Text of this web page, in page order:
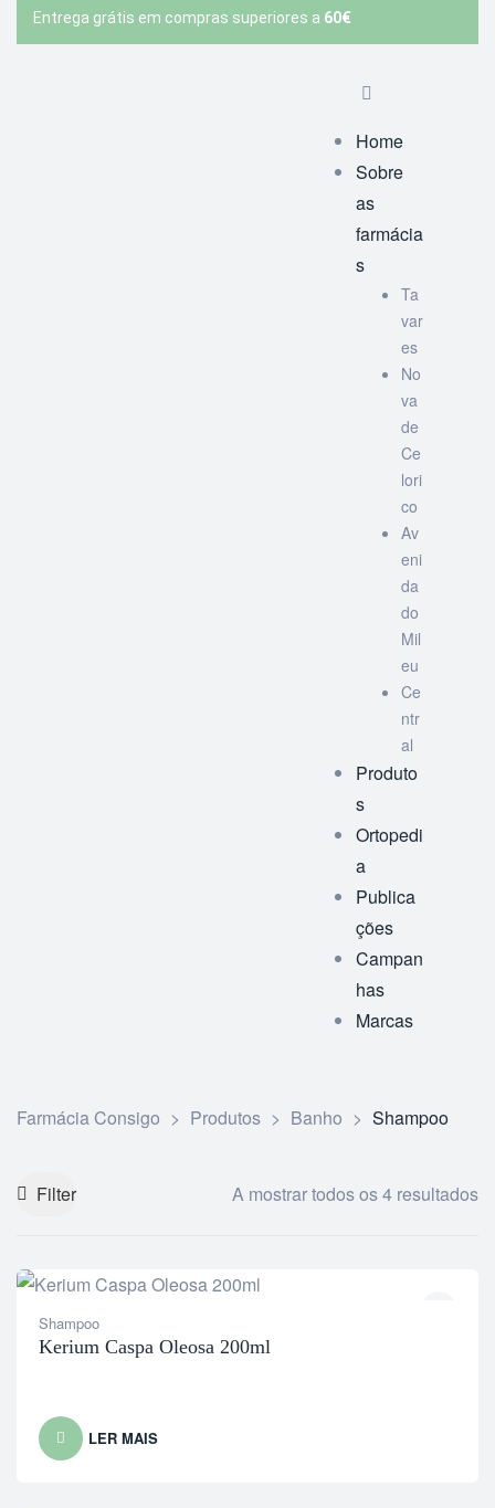
Entrega grátis em compras superiores a 60€
Home
Sobre
as
farmácia
s
Ta
var
es
No
va
de
Ce
lori
co
Av
eni
da
do
Mil
eu
Ce
ntr
al
Produto
s
Ortopedi
a
Publica
ções
Campan
has
Marcas
Farmácia Consigo > Produtos > Banho > Shampoo
Filter A mostrar todos os 4 resultados
Shampoo
Kerium Caspa Oleosa 200ml
LER MAIS